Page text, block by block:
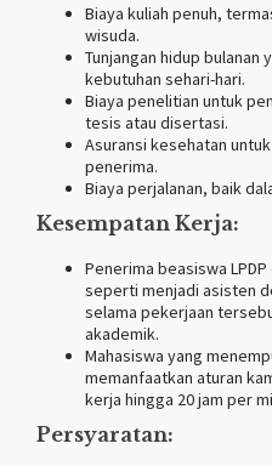
Biaya kuliah penuh,
wisuda.
Tunjangan hidup bulanan
kebutuhan sehari-hari.
Biaya penelitian untuk
tesis atau disertasi.
Asuransi kesehatan
penerima.
Biaya perjalanan, baik
Kesempatan Kerja:
Penerima beasiswa
seperti menjadi asisten
selama pekerjaan
akademik.
Mahasiswa yang
memanfaatkan aturan
kerja hingga 20 jam per
Persyaratan: